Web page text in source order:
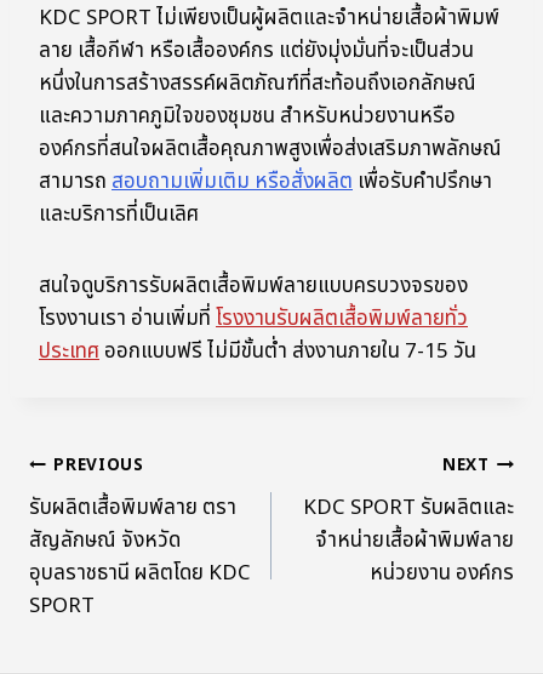
KDC SPORT ไม่เพียงเป็นผู้ผลิตและจำหน่ายเสื้อผ้าพิมพ์
ลาย เสื้อกีฬา หรือเสื้อองค์กร แต่ยังมุ่งมั่นที่จะเป็นส่วน
หนึ่งในการสร้างสรรค์ผลิตภัณฑ์ที่สะท้อนถึงเอกลักษณ์
และความภาคภูมิใจของชุมชน สำหรับหน่วยงานหรือ
องค์กรที่สนใจผลิตเสื้อคุณภาพสูงเพื่อส่งเสริมภาพลักษณ์
สามารถสอบถามเพิ่มเติม หรือสั่งผลิต เพื่อรับคำปรึกษา
และบริการที่เป็นเลิศ
สนใจดูบริการรับผลิตเสื้อพิมพ์ลายแบบครบวงจรของ
โรงงานเรา อ่านเพิ่มที่โรงงานรับผลิตเสื้อพิมพ์ลายทั่ว
ประเทศออกแบบฟรี ไม่มีขั้นต่ำ ส่งงานภายใน 7-15 วัน
PREVIOUS
รับผลิตเสื้อพิมพ์ลาย ตรา
สัญลักษณ์ จังหวัด
อุบลราชธานี ผลิตโดย KDC
SPORT
NEXT
KDC SPORT รับผลิตและ
จำหน่ายเสื้อผ้าพิมพ์ลาย
หน่วยงาน องค์กร